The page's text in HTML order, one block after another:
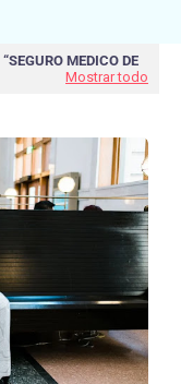
SEGURO MEDICO DE
Mostrar todo